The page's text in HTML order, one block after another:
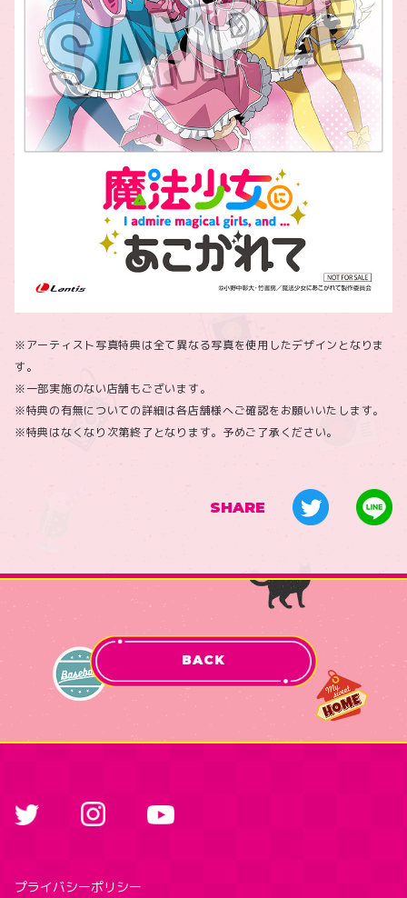
※アーティスト写真特典は全て異なる写真を使用したデザインとなりま
す。
※一部実施のない店舗もございます。
※特典の有無についての詳細は各店舗様へご確認をお願いいたします。
※特典はなくなり次第終了となります。予めご了承ください。
SHARE
BACK
プライバシーポリシー